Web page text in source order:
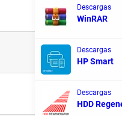
Descargas
WinRAR
Descargas
HP Smart
Descargas
HDD